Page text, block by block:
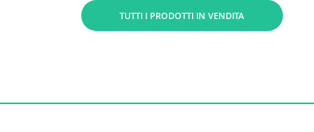
TUTTI I PRODOTTI IN VENDITA